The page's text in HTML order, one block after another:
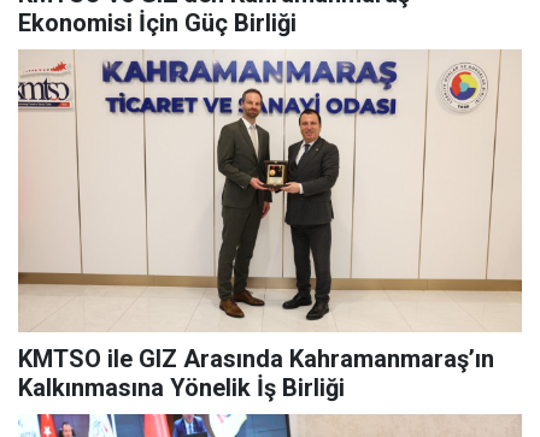
Ekonomisi İçin Güç Birliği
KMTSO ile GIZ Arasında Kahramanmaraş’ın
Kalkınmasına Yönelik İş Birliği